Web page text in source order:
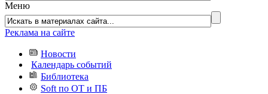
Меню
Реклама на сайте
Новости
Календарь событий
Библиотека
Soft по ОТ и ПБ